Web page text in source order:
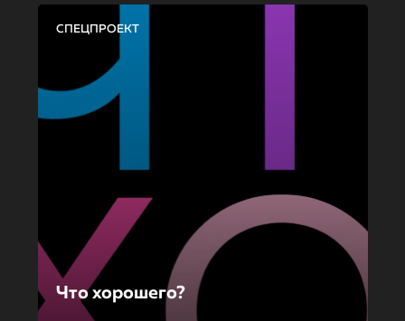
СПЕЦПРОЕКТ
Что хорошего?